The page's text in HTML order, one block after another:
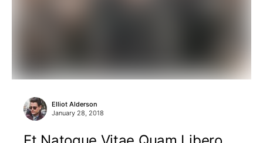
Elliot Alderson
January 28, 2018